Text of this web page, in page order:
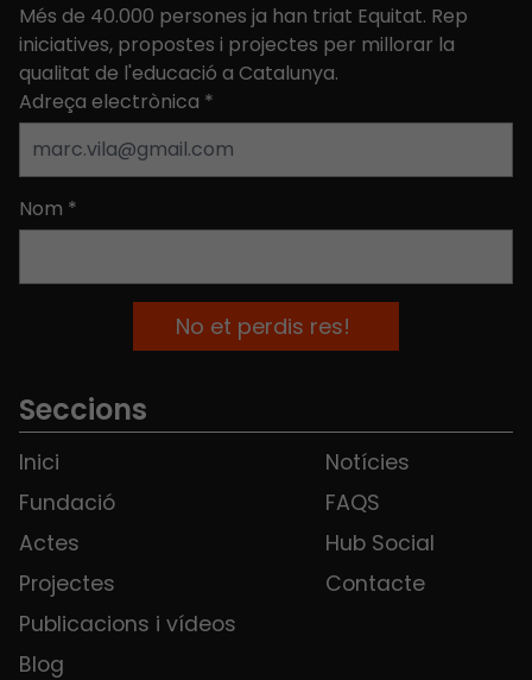
Més de 40.000 persones ja han triat Equitat. Rep
iniciatives, propostes i projectes per millorar la
qualitat de l'educació a Catalunya.
Adreça electrònica *
Nom *
Seccions
Inici
Fundació
Actes
Projectes
Publicacions i vídeos
Blog
Notícies
FAQS
Hub Social
Contacte